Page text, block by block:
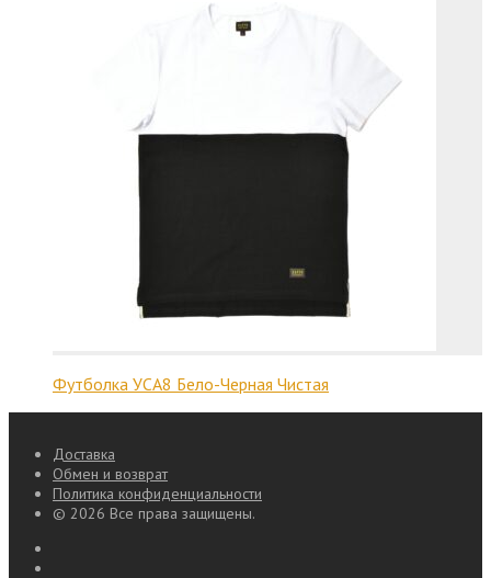
Футболка УСА8 Бело-Черная Чистая
Доставка
Обмен и возврат
Политика конфиденциальности
© 2026 Все права защищены.